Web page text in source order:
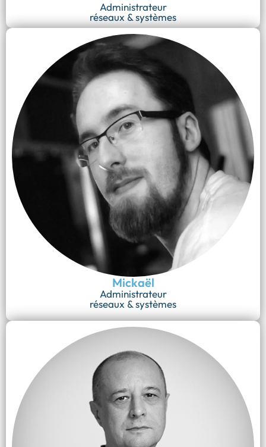
Administrateur
réseaux & systèmes
Mickaël
Administrateur
réseaux & systèmes